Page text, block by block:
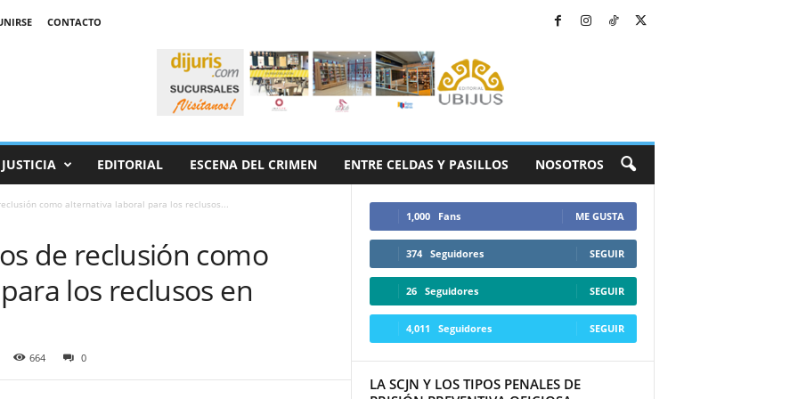
CONTACTO
JUSTICIA EDITORIAL ESCENA DEL CRIMEN ENTRE CELDAS Y PASILLOS NOSOTROS
como alternativa laboral para los reclusos...
de reclusión como
los reclusos en
664 0
1,000 Fans ME GUSTA
374 Seguidores SEGUIR
26 Seguidores SEGUIR
4,011 Seguidores SEGUIR
LA SCJN Y LOS TIPOS PENALES DE